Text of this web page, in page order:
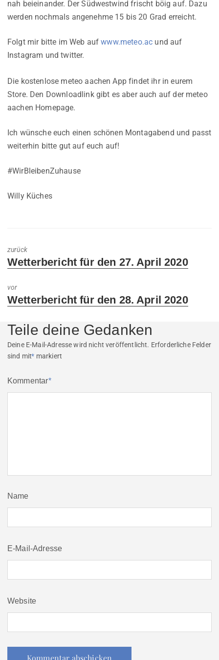
nah beieinander. Der Südwestwind frischt böig auf. Dazu
werden nochmals angenehme 15 bis 20 Grad erreicht.
Folgt mir bitte im Web aufwww.meteo.ac und auf
Instagram und twitter.
Die kostenlose meteo aachen App findet ihr in eurem
Store. Den Downloadlink gibt es aber auch auf der meteo
aachen Homepage.
Ich wünsche euch einen schönen Montagabend und passt
weiterhin bitte gut auf euch auf!
#WirBleibenZuhause
Willy Küches
zurück
Previous
Wetterbericht für den 27. April 2020
vor
Next
Wetterbericht für den 28. April 2020
Teile deine Gedanken
Deine E-Mail-Adresse wird nicht veröffentlicht. Erforderliche Felder
sind mit* markiert
Kommentar*
Name
E-Mail-Adresse
Website